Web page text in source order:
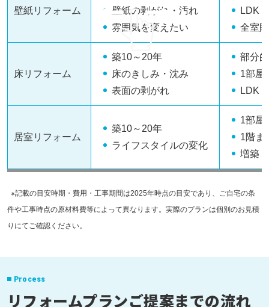
壁紙リフォーム
壁紙の剥がれ・汚れ
雰囲気を変えたい
LDK
全室
床リフォーム
築10～20年
床のきしみ・沈み
表面の剥がれ
部分
1部屋
LDK
居室リフォーム
築10～20年
ライフスタイルの変化
1部屋
1階ま
増築
※記載の目安時期・費用・工事期間は2025年時点の目安であり、ご自宅の条
件や工事時点の原材料費等によって異なります。実際のプランは個別のお見積
りにてご確認ください。
Process
リフォームプランご提案までの流れ